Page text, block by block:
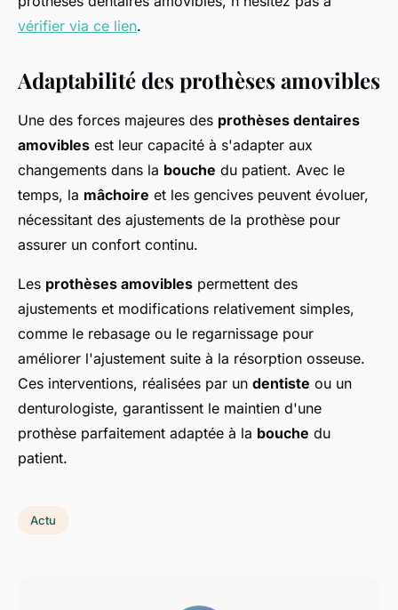
vérifier via ce lien.
Adaptabilité des prothèses amovibles
Une des forces majeures des prothèses dentaires
amovibles est leur capacité à s'adapter aux
changements dans la bouche du patient. Avec le
temps, la mâchoire et les gencives peuvent évoluer,
nécessitant des ajustements de la prothèse pour
assurer un confort continu.
Les prothèses amovibles permettent des
ajustements et modifications relativement simples,
comme le rebasage ou le regarnissage pour
améliorer l'ajustement suite à la résorption osseuse.
Ces interventions, réalisées par un dentiste ou un
denturologiste, garantissent le maintien d'une
prothèse parfaitement adaptée à la bouche du
patient.
Actu